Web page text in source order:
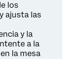
los
ajusta las
y la
a la
la mesa